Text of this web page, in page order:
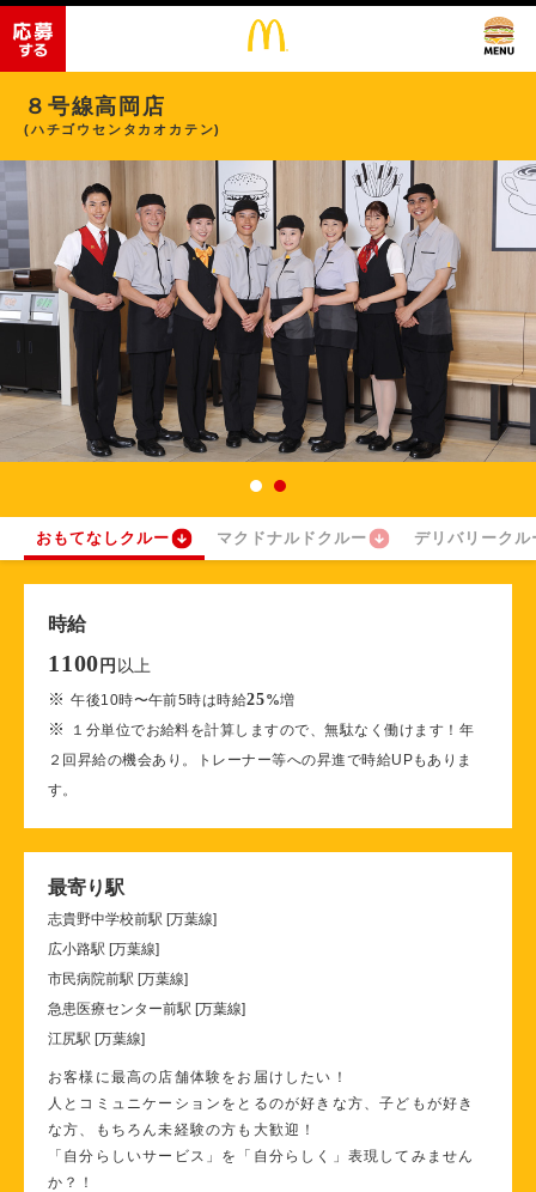
８号線高岡店
(ハチゴウセンタカオカテン)
おもてなしクルー マクドナルドクルー デリバリークル
時給
1100 円 以上
※午後10時〜午前5時は時給25%増
※
１分単位でお給料を計算しますので、無駄なく働けます！年
２回昇給の機会あり。トレーナー等への昇進で時給UPもありま
す。
最寄り駅
志貴野中学校前駅 [万葉線]
広小路駅 [万葉線]
市民病院前駅 [万葉線]
急患医療センター前駅 [万葉線]
江尻駅 [万葉線]
お客様に最高の店舗体験をお届けしたい！
人とコミュニケーションをとるのが好きな方、子どもが好き
な方、もちろん未経験の方も大歓迎！
「自分らしいサービス」を「自分らしく」表現してみません
か？！